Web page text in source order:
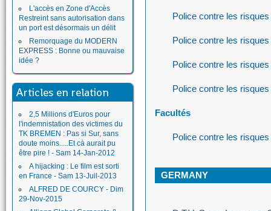
L'accès en Zone d'Accès
Restreint sans autorisation dans
un port est désormais un délit
Remorquage du MODERN
EXPRESS : Bonne ou mauvaise
idée ?
Articles en relation
2,5 Millions d'Euros pour
l'indemnistation des victimes du
TK BREMEN : Pas si Sur, sans
doute moins.....Et cà aurait pu
être pire ! - Sam 14-Jan-2012
A hijacking : Le film est sorti
en France - Sam 13-Juil-2013
ALFRED DE COURCY - Dim
29-Nov-2015
Police contre les
Police contre les
Police contre les
Police contre les
Facultés
Police contre les
GERMANY